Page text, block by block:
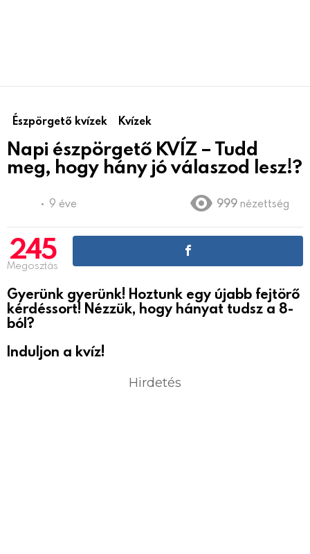
Észpörgető kvízek Kvízek
Napi észpörgető KVÍZ – Tudd
meg, hogy hány jó válaszod lesz!?
9 éve 999 nézettség
245
Megosztás
Gyerünk gyerünk! Hoztunk egy újabb fejtörő
kérdéssort! Nézzük, hogy hányat tudsz a 8-
ból?
Induljon a kvíz!
Hirdetés